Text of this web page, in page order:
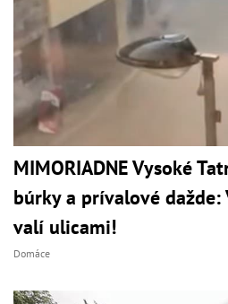
MIMORIADNE Vysoké
búrky a prívalové dažde:
valí ulicami!
Domáce